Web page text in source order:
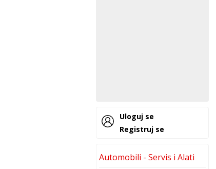
Uloguj se
Registruj se
Automobili - Servis i Alati